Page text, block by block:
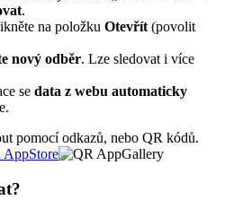
.
na položku Otevřít (povolit
nový odběr. Lze sledovat i více
se data z webu automaticky
pomocí odkazů, nebo QR kódů.